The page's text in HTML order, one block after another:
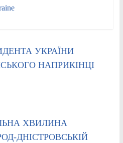
УКРАЇНИ
НАПРИКІНЦІ
ХВИЛИНА
ДНІСТРОВСЬКІЙ